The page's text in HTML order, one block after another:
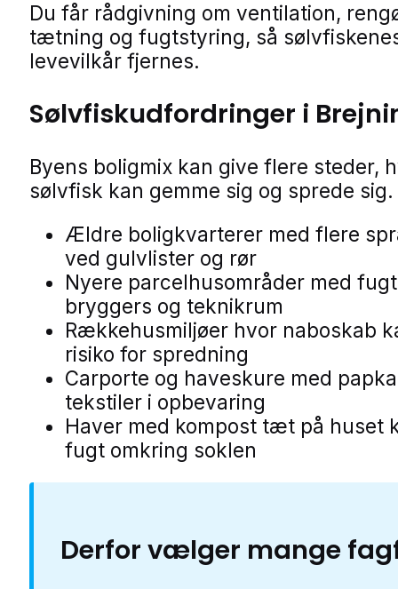
Du får rådgivning om ventilation,
tætning og fugtstyring, så
levevilkår fjernes.
Sølvfiskudfordringer i
Byens boligmix kan give flere steder,
sølvfisk kan gemme sig og sprede sig.
Ældre boligkvarterer med flere
ved gulvlister og rør
Nyere parcelhusområder med
bryggers og teknikrum
Rækkehusmiljøer hvor naboskab
risiko for spredning
Carporte og haveskure med
tekstiler i opbevaring
Haver med kompost tæt på huset
fugt omkring soklen
Derfor vælger mange